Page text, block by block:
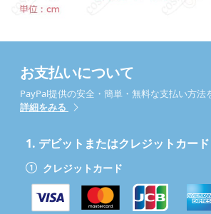
お支払いについて
PayPal提供の安全・簡単・無料な支払い方法
詳細をみる
1. デビットまたはクレジットカード
クレジットカード